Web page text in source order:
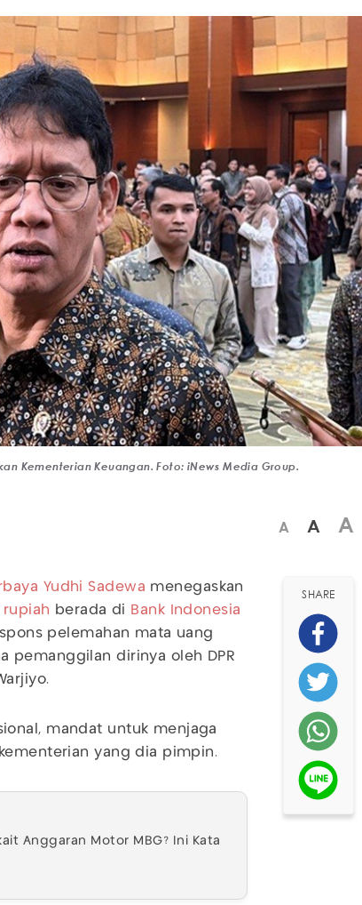
Kementerian Keuangan. Foto: iNews Media Group.
A A A
Yudhi Sadewa menegaskan
rupiah berada di Bank Indonesia
pelemahan mata uang
pemanggilan dirinya oleh DPR
mandat untuk menjaga
yang dia pimpin.
Anggaran Motor MBG? Ini Kata
SHARE